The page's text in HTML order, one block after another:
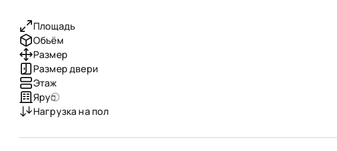
Площадь
Объём
Размер
Размер двери
Этаж
Ярус
Нагрузка на пол